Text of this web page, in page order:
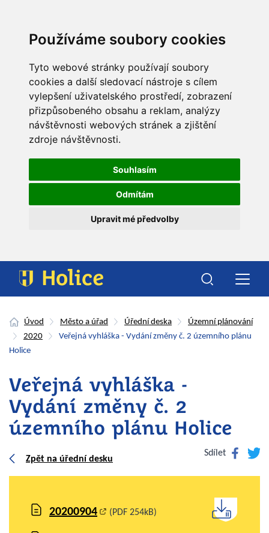
Používáme soubory cookies
Tyto webové stránky používají soubory
cookies a další sledovací nástroje s cílem
vylepšení uživatelského prostředí, zobrazení
přizpůsobeného obsahu a reklam, analýzy
návštěvnosti webových stránek a zjištění
zdroje návštěvnosti.
Souhlasím
Odmítám
Upravit mé předvolby
Úvod Město a úřad Úřední deska
Územní plánování
2020
Veřejná vyhláška - Vydání změny č. 2 územního plánu
Holice
Veřejná vyhláška -
Vydání změny č. 2
územního plánu Holice
Zpět na úřední desku
Sdílet Facebook
20200904 (PDF 254kB)